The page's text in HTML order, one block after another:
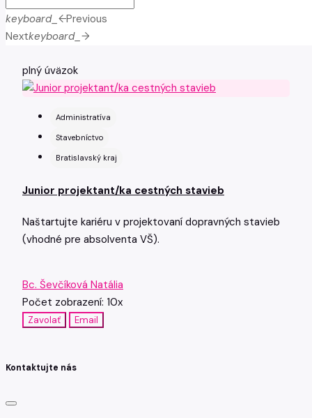
keyboard_arrow_leftPrevious
Nextkeyboard_arrow_right
plný úväzok
Administratíva
Stavebníctvo
Bratislavský kraj
Junior projektant/ka cestných stavieb
Naštartujte kariéru v projektovaní dopravných stavieb
(vhodné pre absolventa VŠ).
Bc. Ševčíková Natália
Počet zobrazení: 10x
Zavolať Email
Kontaktujte nás